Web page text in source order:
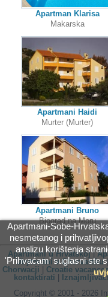
Apartman Klarisa
Makarska
Apartmani Haidi
Murter (Murter)
Apartmani Bruno
Biograd na Moru
Apartmani u Hrvatskoj|
Ubytování v Chorvatsku|
Chorwacji
Croatie
kontaktirati
Copyright © 2001 - 2026
Apartmani-Sobe-
nesmetanog i
analizu korištenja
'Prihvaćam' suglasni ste